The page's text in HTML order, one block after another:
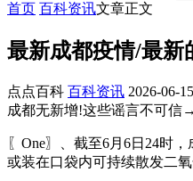
首页 百科资讯文章正文
最新成都疫情/最新
点点百科 百科资讯 2026-06-
成都无新增!这些谣言不可信→
〖One〗、截至6月6日24时
或装在口袋内可持续散发二